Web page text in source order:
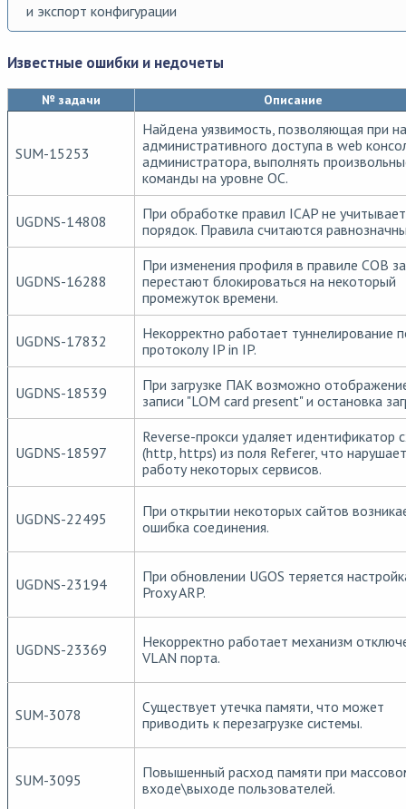
и экспорт конфигурации
Известные ошибки и недочеты
№ задачи Описание
SUM-15253
Найдена уязвимость, позволяющая при
административного доступа в web
администратора, выполнять
команды на уровне ОС.
UGDNS-14808
При обработке правил ICAP не
порядок. Правила считаются
UGDNS-16288
При изменения профиля в правиле СОВ
перестают блокироваться на некоторый
промежуток времени.
UGDNS-17832
Некорректно работает туннелирование
протоколу IP in IP.
UGDNS-18539
При загрузке ПАК возможно
записи "LOM card present" и остановка
UGDNS-18597
Reverse-прокси удаляет идентификатор
(http, https) из поля Referer, что нарушает
работу некоторых сервисов.
UGDNS-22495
При открытии некоторых сайтов
ошибка соединения.
UGDNS-23194
При обновлении UGOS теряется
Proxy ARP.
UGDNS-23369
Некорректно работает механизм
VLAN порта.
SUM-3078
Существует утечка памяти, что может
приводить к перезагрузке системы.
SUM-3095
Повышенный расход памяти при
входе\выходе пользователей.